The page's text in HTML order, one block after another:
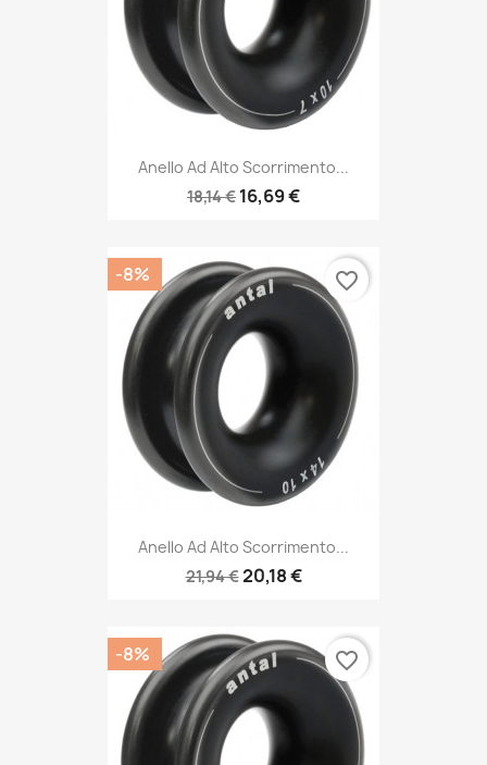
Anello Ad Alto Scorrimento...
18,14 € 16,69 €
Anello Ad Alto Scorrimento...
21,94 €20,18 €
-8% favorite_border
-8% favorite_border